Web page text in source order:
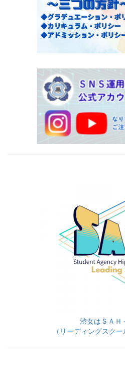
渋女はＳＡＨ
（リーディングスク